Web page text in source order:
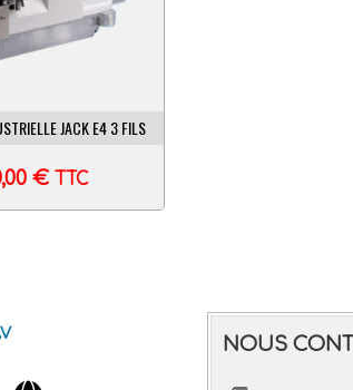
JACK E4 3 FILS
€ TTC
NOUS